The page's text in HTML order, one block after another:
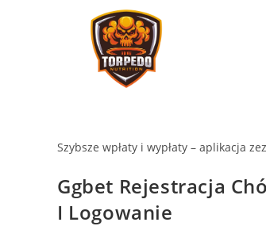
Szybsze wpłaty i wypłaty – aplikacja
Ggbet Rejestracja
I Logowanie